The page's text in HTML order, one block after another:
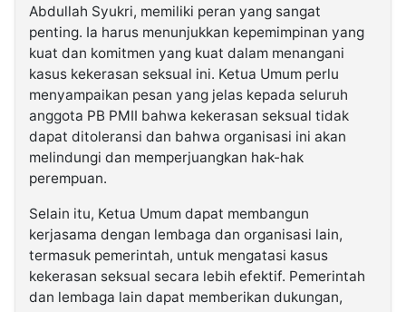
Abdullah Syukri, memiliki peran yang sangat
penting. Ia harus menunjukkan kepemimpinan yang
kuat dan komitmen yang kuat dalam menangani
kasus kekerasan seksual ini. Ketua Umum perlu
menyampaikan pesan yang jelas kepada seluruh
anggota PB PMII bahwa kekerasan seksual tidak
dapat ditoleransi dan bahwa organisasi ini akan
melindungi dan memperjuangkan hak-hak
perempuan.
Selain itu, Ketua Umum dapat membangun
kerjasama dengan lembaga dan organisasi lain,
termasuk pemerintah, untuk mengatasi kasus
kekerasan seksual secara lebih efektif. Pemerintah
dan lembaga lain dapat memberikan dukungan,